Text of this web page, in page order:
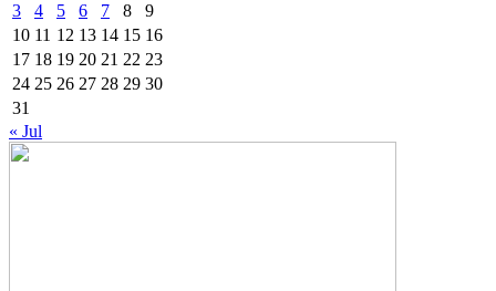
3
4 5 6 7 8
9
10 11 12 13 14 15 16
17 18 19 20 21 22 23
24 25 26 27 28 29 30
31
« Jul